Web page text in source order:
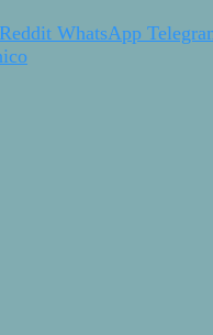
Reddit WhatsApp